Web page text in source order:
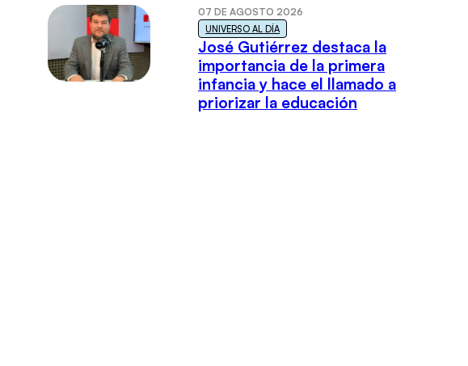
07 DE AGOSTO 2026
UNIVERSO AL DÍA
José Gutiérrez destaca la
importancia de la primera
infancia y hace el llamado a
priorizar la educación